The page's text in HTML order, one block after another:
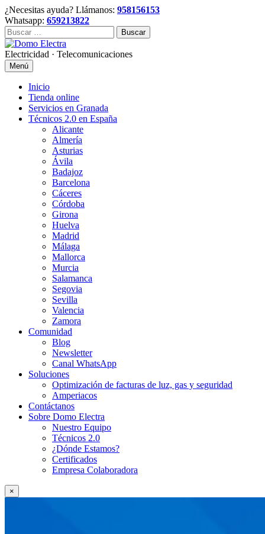
Skip
to
content
¿Necesitas ayuda? Llámanos: 958156153
Whatsapp: 659213822
Buscar:
Electricidad · Telecomunicaciones
Menú
Inicio
Tienda online
Servicios en Granada
Técnicos 2.0 en España
Alicante
Almería
Asturias
Ávila
Badajoz
Barcelona
Cáceres
Córdoba
Girona
Huelva
Madrid
Málaga
Mallorca
Murcia
Salamanca
Segovia
Sevilla
Valencia
Zamora
Comunidad
Blog
Newsletter
Canal WhatsApp
Soluciones
Optimización de facturas de luz, gas y seguridad
Amperiacos
Contáctanos
Sobre Domo Electra
Nuestro Equipo
Técnicos 2.0
¿Dónde Estamos?
Certificados
Empresa Colaboradora
×